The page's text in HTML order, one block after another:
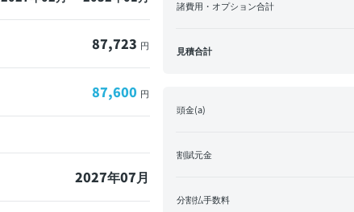
87,723 円
87,600 円
2027年07月
諸費用・オプション合計
見積合計
頭金(a)
割賦元金
分割払手数料